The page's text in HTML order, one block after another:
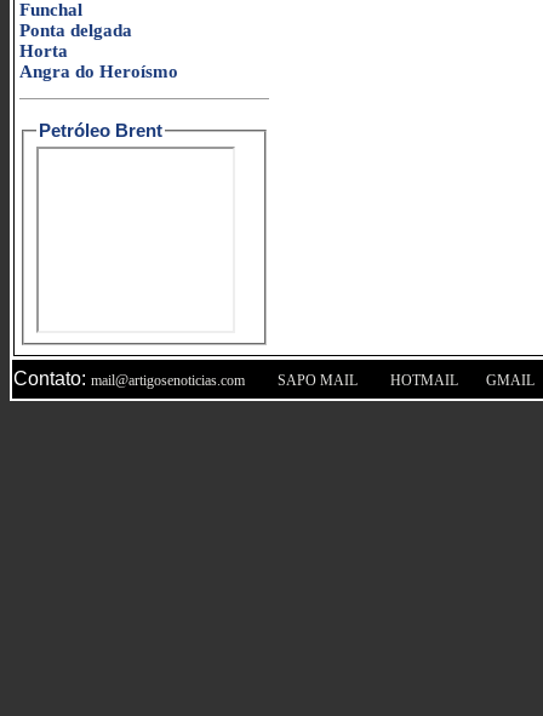
Funchal
Ponta delgada
Horta
Angra do Heroísmo
Petróleo Brent
Contato: mail@artigosenoticias.com SAPO MAIL HOTMAIL GMAIL